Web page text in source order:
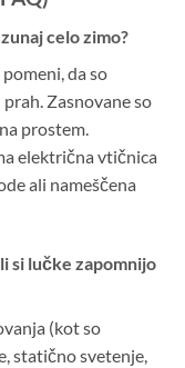
celo zimo?
da so
Zasnovane so
prostem.
električna vtičnica
ali nameščena
si lučke zapomnijo
(kot so
statično svetenje,